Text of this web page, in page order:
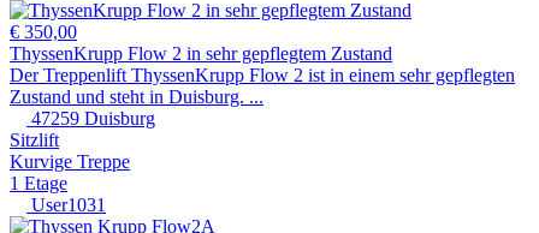
€ 350,00
ThyssenKrupp Flow 2 in sehr gepflegtem Zustand
Der Treppenlift ThyssenKrupp Flow 2 ist in einem sehr gepflegten
Zustand und steht in Duisburg. ...
47259 Duisburg
Sitzlift
Kurvige Treppe
1 Etage
User1031